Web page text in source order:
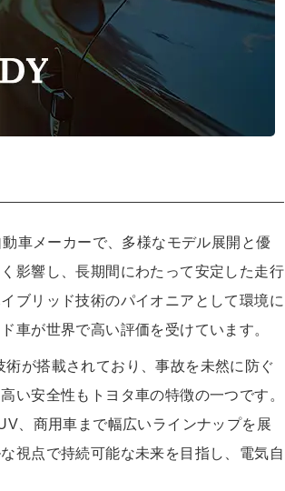
車メーカーで、多様なモデル展開と優
影響し、長期間にわたって安定した走行
ブリッド技術のパイオニアとして環境に
車が世界で高い評価を受けています。
が搭載されており、事故を未然に防ぐ
い安全性もトヨタ車の特徴の一つです。
、商用車まで幅広いラインナップを展
視点で持続可能な未来を目指し、電気自